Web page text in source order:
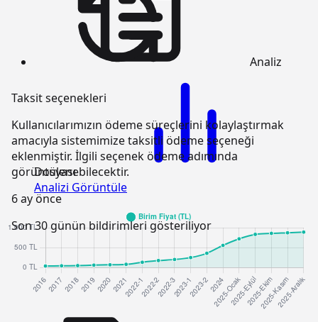
Taksit seçenekleri
Kullanıcılarımızın ödeme süreçlerini kolaylaştırmak
amacıyla sistemimize taksitli ödeme seçeneği
eklenmiştir. İlgili seçenek ödeme adımında
görüntülenebilecektir.
6 ay önce
Son 30 günün bildirimleri gösteriliyor
Analiz
Dosyası
Analizi Görüntüle